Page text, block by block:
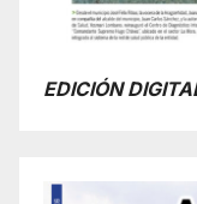
EDICIÓN